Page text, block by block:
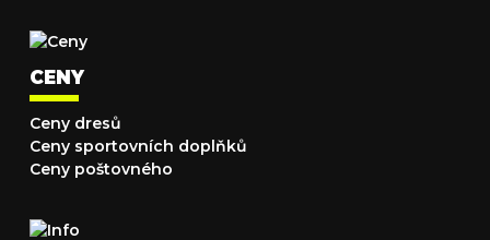
CENY
Ceny dresů
Ceny sportovních doplňků
Ceny poštovného